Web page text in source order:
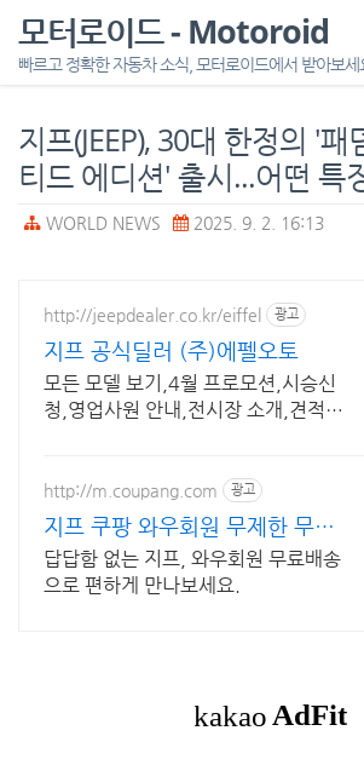
모터로이드 - Motoroid
빠르고 정확한 자동차 소식, 모터로이드에서 받아보세
지프(JEEP), 30대 한정의 '패
티드 에디션' 출시...어떤 특
WORLD NEWS 2025. 9. 2. 16:13
http://jeepdealer.co.kr/eiffel 광고
지프 공식딜러 (주)에펠오토
모든 모델 보기,4월 프로모션,시승신
청,영업사원 안내,전시장 소개,견적신
http://m.coupang.com 광고
지프 쿠팡 와우회원 무제한 무료
배송
답답함 없는 지프, 와우회원 무료배송
으로 편하게 만나보세요.